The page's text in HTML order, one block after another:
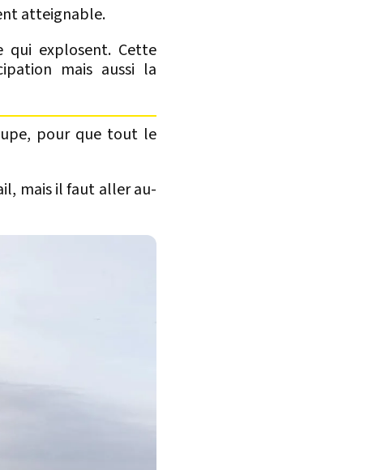
atteignable.
qui explosent. Cette
mais aussi la
pour que tout le
mais il faut aller au-